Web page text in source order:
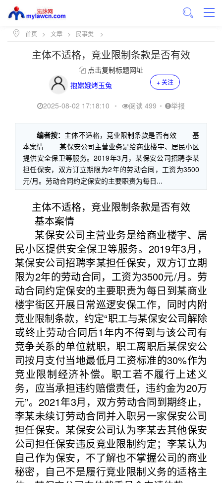
首页 > 文章 > 民事类 >
主体不适格，竞业限制条款是否有效
点击复制标题网址
抱嫦娥烤玉兔
+ 关注
2025-08-02 17:18:10 • 阅读 499 • 举报
编者按： 主体不适格，竞业限制条款是否有效 基
本案情 某保安公司主营业务是给商业楼宇、居民小区
提供安全保卫等服务。2019年3月，某保安公司招聘李某
担任保安，双方订立期限为2年的劳动合同，工资为3500
元/月。劳动合同约定保安的主要职责为每日...
主体不适格，竞业限制条款是否有效
基本案情
某保安公司主营业务是给商业楼宇、居
民小区提供安全保卫等服务。2019年3月，
某保安公司招聘李某担任保安，双方订立期
限为2年的劳动合同，工资为3500元/月。劳
动合同约定保安的主要职责为每日到某商业
楼宇街区开展日常巡逻安保工作，同时内附
竞业限制条款，约定“职工与某保安公司解除
或终止劳动合同后1年内不得到与该公司有
竞争关系的单位就职，职工离职后某保安公
司按月支付当地最低月工资标准的30%作为
竞业限制经济补偿。职工若不履行上述义
务，应当承担违约赔偿责任，违约金为20万
元”。2021年3月，双方劳动合同到期终止，
李某未续订劳动合同并入职另一家保安公司
担任保安。某保安公司认为李某去其他保安
公司担任保安违反竞业限制约定；李某认为
自己作为保安，不了解也不掌握公司的商业
秘密，自己不是履行竞业限制义务的适格主